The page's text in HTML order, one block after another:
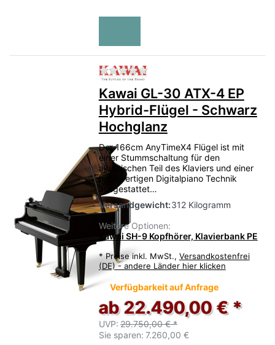
Zu diesem Produkt liegen
Kawai GL-30 ATX-4 EP
Hybrid-Flügel - Schwarz
Hochglanz
Der 166cm AnyTimeX4 Flügel ist mit
einer Stummschaltung für den
akustischen Teil des Klaviers und einer
hochwertigen Digitalpiano Technik
ausgestattet…
Versandgewicht:312 Kilogramm
Weitere Optionen:
Kawai SH-9 Kopfhörer, Klavierbank PE
* Preise inkl. MwSt., Versandkostenfrei
(DE) - andere Länder hier klicken
Verfügbarkeit auf Anfrage
ab 22.490,00 € *
UVP: 29.750,00 € *
Sie sparen: 7.260,00 €